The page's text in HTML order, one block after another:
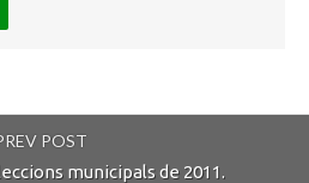
POST
municipals de 2011.